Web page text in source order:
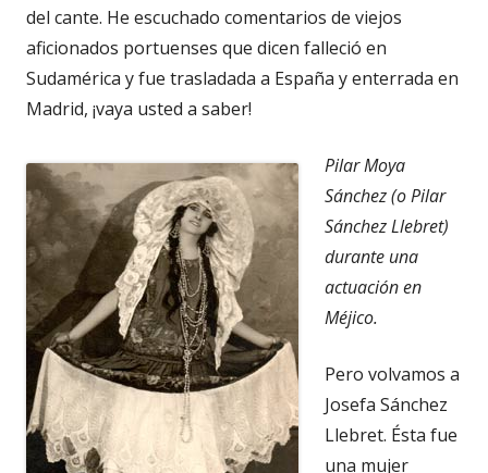
del cante. He escuchado comentarios de viejos
aficionados portuenses que dicen falleció en
Sudamérica y fue trasladada a España y enterrada en
Madrid, ¡vaya usted a saber!
Pilar Moya
Sánchez (o Pilar
Sánchez Llebret)
durante una
actuación en
Méjico.
Pero volvamos a
Josefa Sánchez
Llebret. Ésta fue
una mujer